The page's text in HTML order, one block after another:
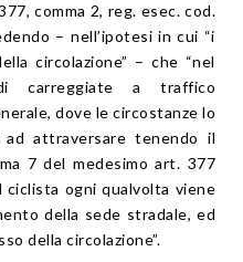
, comma 2, reg. esec. cod.
– nell’ipotesi in cui “i
circolazione” – che “nel
carreggiate a traffico
dove le circostanze lo
ad attraversare tenendo il
7 del medesimo art. 377
ciclista ogni qualvolta viene
della sede stradale, ed
della circolazione”.